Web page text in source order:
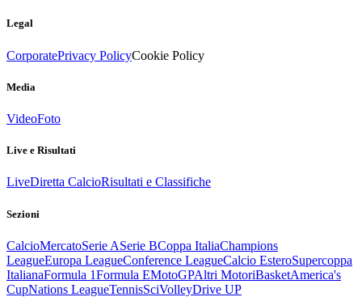
Legal
CorporatePrivacy PolicyCookie Policy
Media
VideoFoto
Live e Risultati
LiveDiretta CalcioRisultati e Classifiche
Sezioni
CalcioMercatoSerie ASerie BCoppa ItaliaChampions
LeagueEuropa LeagueConference LeagueCalcio EsteroSupercoppa
ItalianaFormula 1Formula EMotoGPAltri MotoriBasketAmerica's
CupNations LeagueTennisSciVolleyDrive UP